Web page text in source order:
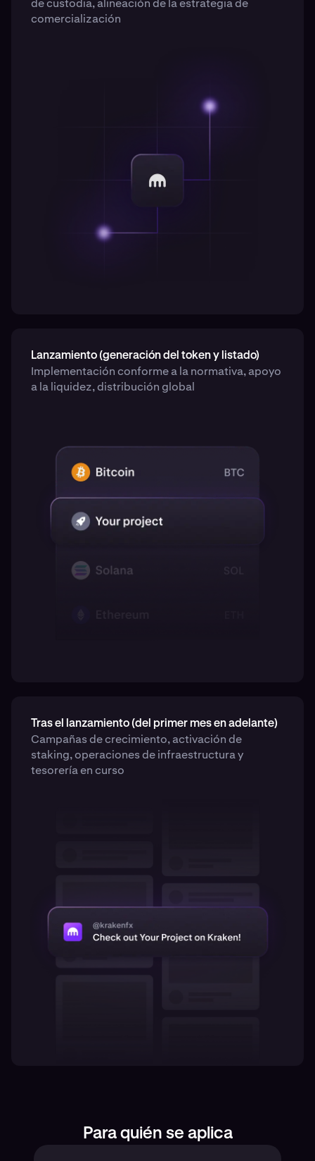
de custodia, alineación de la estrategia de
comercialización
Lanzamiento (generación del token y listado)
Implementación conforme a la normativa, apoyo
a la liquidez, distribución global
Tras el lanzamiento (del primer mes en adelante)
Campañas de crecimiento, activación de
staking, operaciones de infraestructura y
tesorería en curso
Para quién se aplica